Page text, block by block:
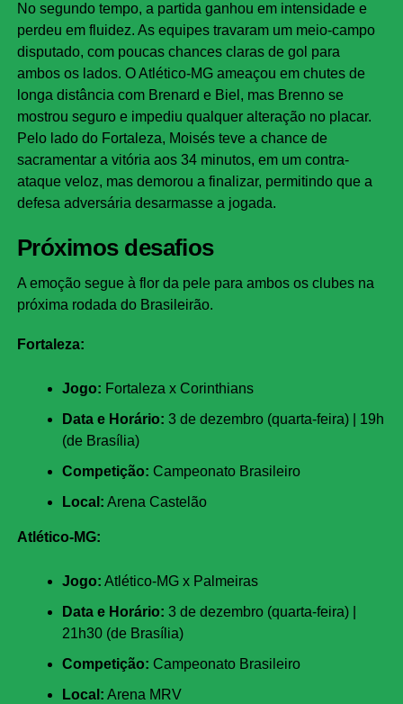
No segundo tempo, a partida ganhou em intensidade e
perdeu em fluidez. As equipes travaram um meio-campo
disputado, com poucas chances claras de gol para
ambos os lados. O Atlético-MG ameaçou em chutes de
longa distância com Brenard e Biel, mas Brenno se
mostrou seguro e impediu qualquer alteração no placar.
Pelo lado do Fortaleza, Moisés teve a chance de
sacramentar a vitória aos 34 minutos, em um contra-
ataque veloz, mas demorou a finalizar, permitindo que a
defesa adversária desarmasse a jogada.
Próximos desafios
A emoção segue à flor da pele para ambos os clubes na
próxima rodada do Brasileirão.
Fortaleza:
Jogo: Fortaleza x Corinthians
Data e Horário: 3 de dezembro (quarta-feira) | 19h
(de Brasília)
Competição: Campeonato Brasileiro
Local: Arena Castelão
Atlético-MG:
Jogo: Atlético-MG x Palmeiras
Data e Horário: 3 de dezembro (quarta-feira) |
21h30 (de Brasília)
Competição: Campeonato Brasileiro
Local: Arena MRV